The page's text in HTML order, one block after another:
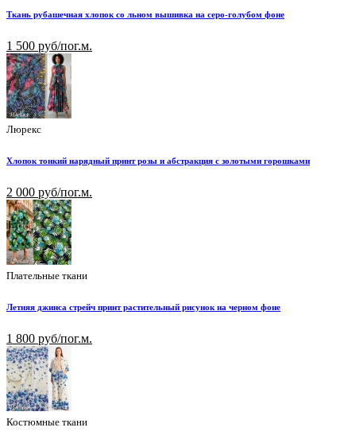
Ткань рубашечная хлопок со льном вышивка на серо-голубом фоне
1 500 руб/пог.м.
Люрекс
Хлопок тонкий нарядный принт розы и абстракция с золотыми горошками
2 000 руб/пог.м.
Плательные ткани
Летняя джинса стрейч принт растительный рисунок на черном фоне
1 800 руб/пог.м.
Костюмные ткани